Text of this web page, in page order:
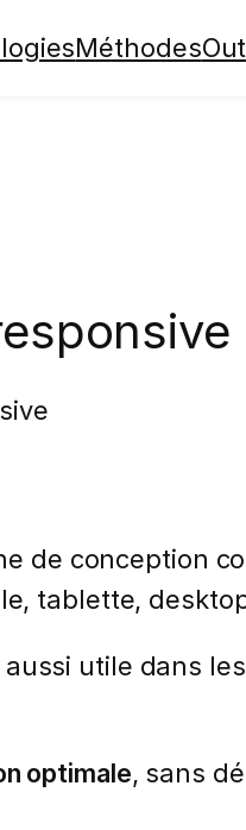
Méthodes
de conception
tablette,
aussi utile dans
optimale, sans